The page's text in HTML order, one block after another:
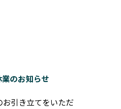
のお知らせ
引き立てをいただ